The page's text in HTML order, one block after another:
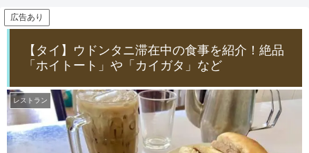
広告あり
【タイ】ウドンタニ滞在中の食事を紹介！絶品
「ホイトート」や「カイガタ」など
レストラン